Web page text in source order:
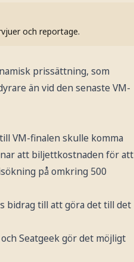
och reportage.
prissättning, som
än vid den senaste VM-
VM-finalen skulle komma
att biljettkostnaden för att
på omkring 500
bidrag till att göra det till det
Seatgeek gör det möjligt